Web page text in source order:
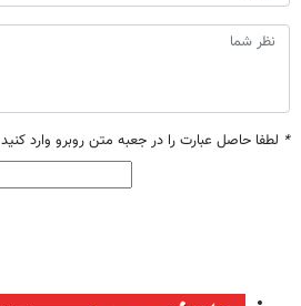
* لطفا حاصل عبارت را در جعبه متن روبرو وارد کنید